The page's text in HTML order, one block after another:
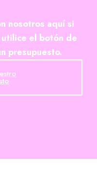
nosotros aquí si
el botón de
presupuesto.